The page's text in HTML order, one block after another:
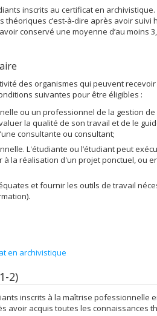
inscrits au certificat en archivistique.
c’est-à-dire après avoir suivi
conservé une moyenne d’au moins
des organismes qui peuvent
suivantes pour être éligibles :
ou un professionnel de la gestion de
la qualité de son travail et de le
consultante ou consultant;
L'étudiante ou l’étudiant peut
la réalisation d'un projet ponctuel, ou
et fournir les outils de travail
en archivistique
2)
inscrits à la maîtrise pofessionnelle
avoir acquis toutes les connaissances